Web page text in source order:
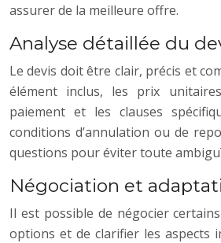
assurer de la meilleure offre.
Analyse détaillée du
Le devis doit être clair, précis et
élément inclus, les prix
paiement et les clauses
conditions d’annulation ou de
questions pour éviter toute
Négociation et
Il est possible de négocier
options et de clarifier les aspects